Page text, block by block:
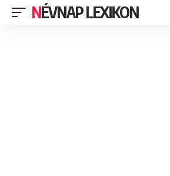
NÉVNAP LEXIKON